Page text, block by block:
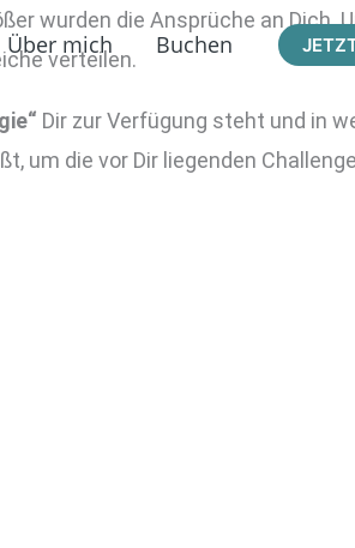
Über mich Buchen
wurden die Ansprüche an Dich.
verteilen.
Dir zur Verfügung steht und in
um die vor Dir liegenden